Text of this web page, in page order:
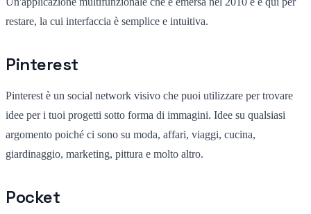
restare, la cui interfaccia è semplice e intuitiva.
Pinterest
Pinterest è un social network visivo che puoi utilizzare per trovare
idee per i tuoi progetti sotto forma di immagini. Idee su qualsiasi
argomento poiché ci sono su moda, affari, viaggi, cucina,
giardinaggio, marketing, pittura e molto altro.
Pocket